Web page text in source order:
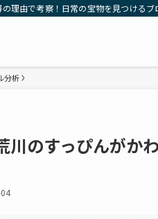
理由で考察！日常の宝物を見つけるブ
分析
川のすっぴんが